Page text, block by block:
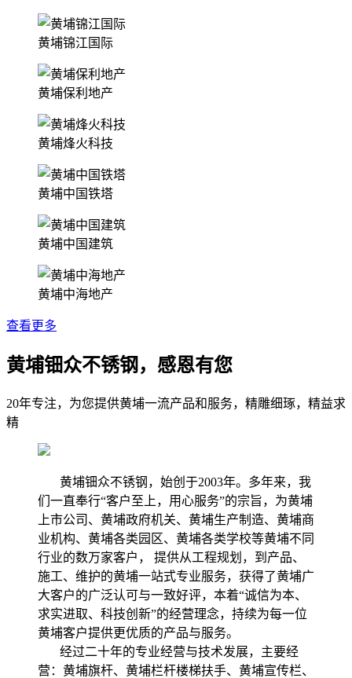
黄埔锦江国际
黄埔保利地产
黄埔烽火科技
黄埔中国铁塔
黄埔中国建筑
黄埔中海地产
查看更多
黄埔钿众不锈钢，感恩有您
20年专注，为您提供黄埔一流产品和服务，精雕细琢，精益求
精
黄埔钿众不锈钢，始创于2003年。多年来，我
们一直奉行“客户至上，用心服务”的宗旨，为黄埔
上市公司、黄埔政府机关、黄埔生产制造、黄埔商
业机构、黄埔各类园区、黄埔各类学校等黄埔不同
行业的数万家客户， 提供从工程规划，到产品、
施工、维护的黄埔一站式专业服务，获得了黄埔广
大客户的广泛认可与一致好评，本着“诚信为本、
求实进取、科技创新”的经营理念，持续为每一位
黄埔客户提供更优质的产品与服务。
经过二十年的专业经营与技术发展，主要经
营：黄埔旗杆、黄埔栏杆楼梯扶手、黄埔宣传栏、